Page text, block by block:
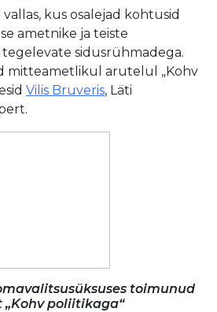
kus osalejad kohtusid
ametnike ja teiste
sidusrühmadega.
mitteametlikul arutelul „Kohv
Vilis Bruveris, Läti
toimunud
„Kohv poliitikaga“